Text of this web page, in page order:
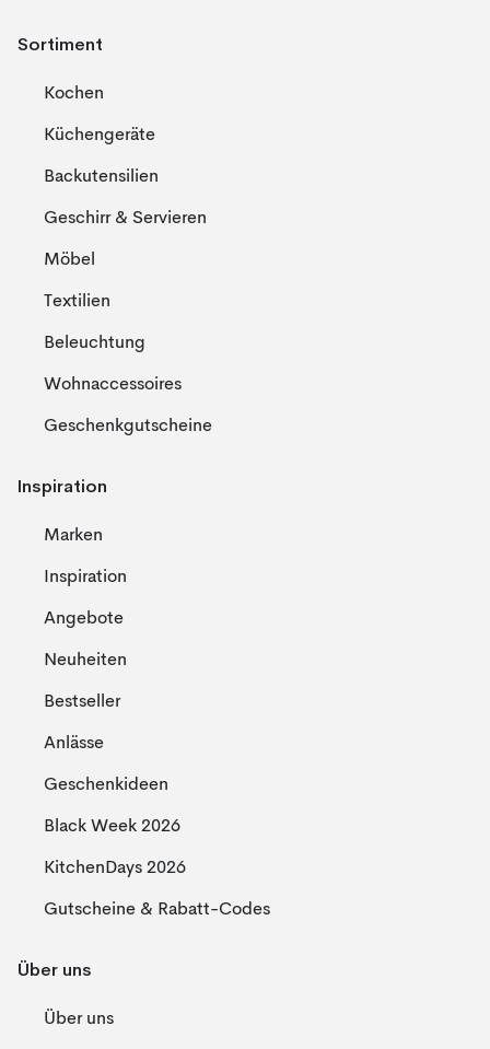
Sortiment
Kochen
Küchengeräte
Backutensilien
Geschirr & Servieren
Möbel
Textilien
Beleuchtung
Wohnaccessoires
Geschenkgutscheine
Inspiration
Marken
Inspiration
Angebote
Neuheiten
Bestseller
Anlässe
Geschenkideen
Black Week 2026
KitchenDays 2026
Gutscheine & Rabatt-Codes
Über uns
Über uns